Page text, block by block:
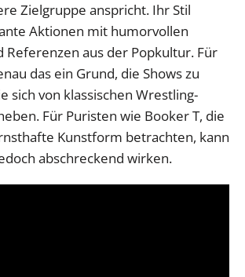
Zielgruppe anspricht. Ihr Stil
Aktionen mit humorvollen
Referenzen aus der Popkultur. Für
das ein Grund, die Shows zu
sich von klassischen Wrestling-
Für Puristen wie Booker T, die
Kunstform betrachten, kann
abschreckend wirken.